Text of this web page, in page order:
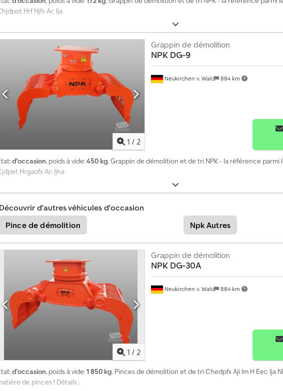
r
n
n
e
u
n
i
q
Hrf Njfx Ac Ija
1 / 2
Neukirchen v. Wald 884 km
Grappin de démolition
NPK DG-9
d'occasion, poids à vide:450 kg, Grappin de démolition et de tri NPK - la référence parmi
Hrgaofx Ac Ijha
d'autres véhicules d'occasion
Pince de démolition
Npk Autres
1 / 2
Neukirchen v. Wald 884 km
Grappin de démolition
NPK DG-30A
d'occasion, poids à vide:1 850 kg, Pinces de démolition et de tri Chedpfx Aji Im H Eec Ija
de pinces ! Détails :
l